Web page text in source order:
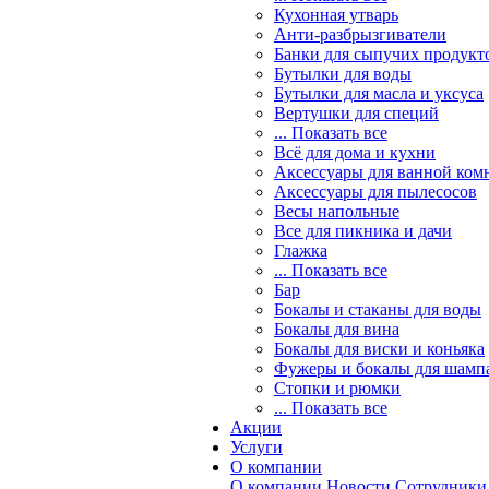
Кухонная утварь
Анти-разбрызгиватели
Банки для сыпучих
Бутылки для воды
Бутылки для масла и уксуса
Вертушки для специй
... Показать все
Всё для дома и кухни
Аксессуары для ванной
Аксессуары для пылесосов
Весы напольные
Все для пикника и дачи
Глажка
... Показать все
Бар
Бокалы и стаканы для воды
Бокалы для вина
Бокалы для виски и коньяка
Фужеры и бокалы для
Стопки и рюмки
... Показать все
Акции
Услуги
О компании